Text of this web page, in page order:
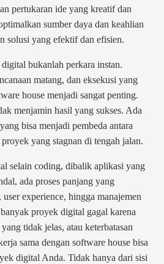
pertukaran ide yang kreatif dan
sumber daya dan keahlian
solusi yang efektif dan efisien.
bukanlah perkara instan.
matang, dan eksekusi yang
house menjadi sangat penting.
menjamin hasil yang sukses. Ada
bisa menjadi pembeda antara
yang stagnan di tengah jalan.
selain coding, dibalik aplikasi yang
ada proses panjang yang
experience, hingga manajemen
proyek digital gagal karena
tidak jelas, atau keterbatasan
sama dengan software house bisa
digital Anda. Tidak hanya dari sisi